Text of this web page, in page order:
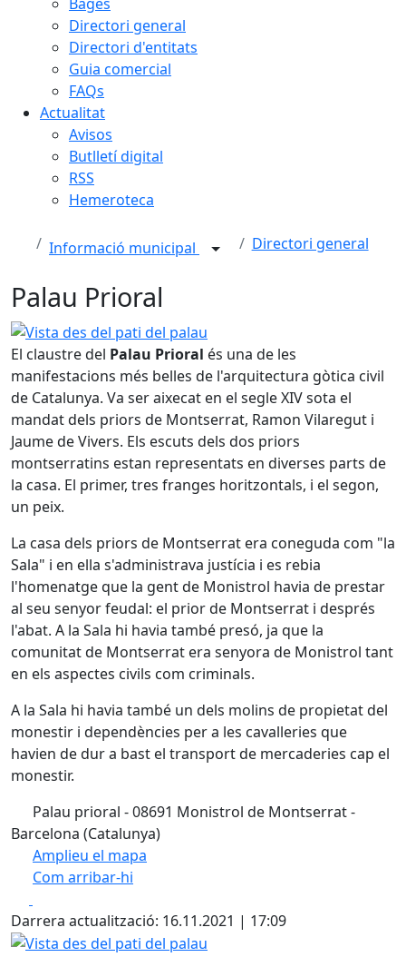
Directori general
Directori d'entitats
Guia comercial
FAQs
Actualitat
Avisos
Butlletí digital
RSS
Hemeroteca
Informació municipal Directori general
Palau Prioral
Vista des del pati del palau
El claustre del Palau Prioral és una de les
manifestacions més belles de l'arquitectura gòtica civil
de Catalunya. Va ser aixecat en el segle XIV sota el
mandat dels priors de Montserrat, Ramon Vilaregut i
Jaume de Vivers. Els escuts dels dos priors
montserratins estan representats en diverses parts de
la casa. El primer, tres franges horitzontals, i el segon,
un peix.
La casa dels priors de Montserrat era coneguda com "la
Sala" i en ella s'administrava justícia i es rebia
l'homenatge que la gent de Monistrol havia de prestar
al seu senyor feudal: el prior de Montserrat i després
l'abat. A la Sala hi havia també presó, ja que la
comunitat de Montserrat era senyora de Monistrol tant
en els aspectes civils com criminals.
A la Sala hi havia també un dels molins de propietat del
monestir i dependències per a les cavalleries que
havien de dur a bast el transport de mercaderies cap el
monestir.
Palau prioral - 08691 Monistrol de Montserrat -
Barcelona (Catalunya)
Amplieu el mapa
Com arribar-hi
+
−
Darrera actualització: 16.11.2021 | 17:09
Vista des del pati del palau